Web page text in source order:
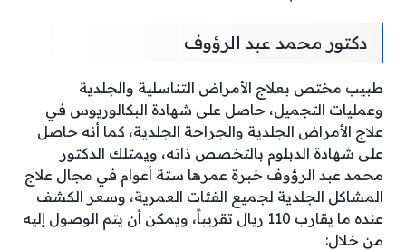
دكتور محمد عبد الرؤوف
طبيب مختص بعلاج الأمراض التناسلية والجلدية
وعمليات التجميل، حاصل على شهادة البكالوريوس في
علاج الأمراض الجلدية والجراحة الجلدية، كما أنه حاصل
على شهادة الدبلوم بالتخصص ذاته، ويمتلك الدكتور
محمد عبد الرؤوف خبرة عمرها ستة أعوام في مجال علاج
المشاكل الجلدية لجميع الفئات العمرية، وسعر الكشف
عنده ما يقارب 110 ريال تقريباً، ويمكن أن يتم الوصول إليه
من خلال: